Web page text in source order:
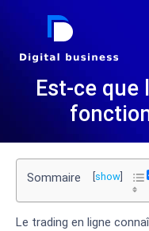
DIGITAL BUSINESS
Est-ce que
Sommaire show
Le trading en ligne